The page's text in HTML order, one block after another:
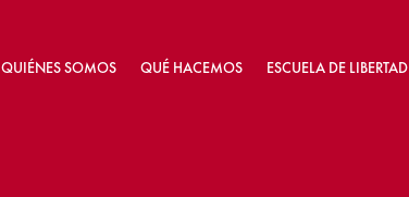
QUIÉNES SOMOS QUÉ HACEMOS ESCUELA DE LIBERTAD